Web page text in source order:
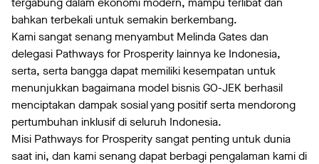
bahkan terbekali untuk semakin berkembang.
Kami sangat senang menyambut Melinda Gates dan
delegasi Pathways for Prosperity lainnya ke Indonesia,
serta, serta bangga dapat memiliki kesempatan untuk
menunjukkan bagaimana model bisnis GO-JEK berhasil
menciptakan dampak sosial yang positif serta mendorong
pertumbuhan inklusif di seluruh Indonesia.
Misi Pathways for Prosperity sangat penting untuk dunia
saat ini, dan kami senang dapat berbagi pengalaman kami di